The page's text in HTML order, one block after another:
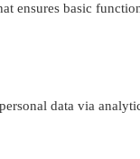
basic
data via